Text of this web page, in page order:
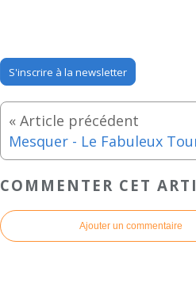
S'inscrire à la newsletter
COMMENTER CET
Ajouter un commentaire